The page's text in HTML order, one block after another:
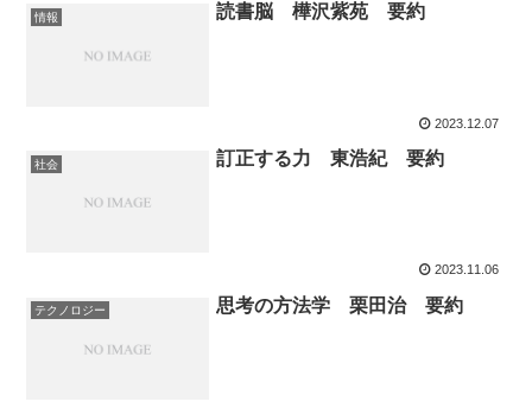
情報 読書脳 樺沢紫苑 要約
2023.12.07
社会 訂正する力 東浩紀 要約
2023.11.06
テクノロジー 思考の方法学 栗田治 要約